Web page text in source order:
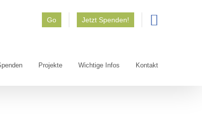
Go Jetzt Spenden!
Projekte Wichtige Infos Kontakt